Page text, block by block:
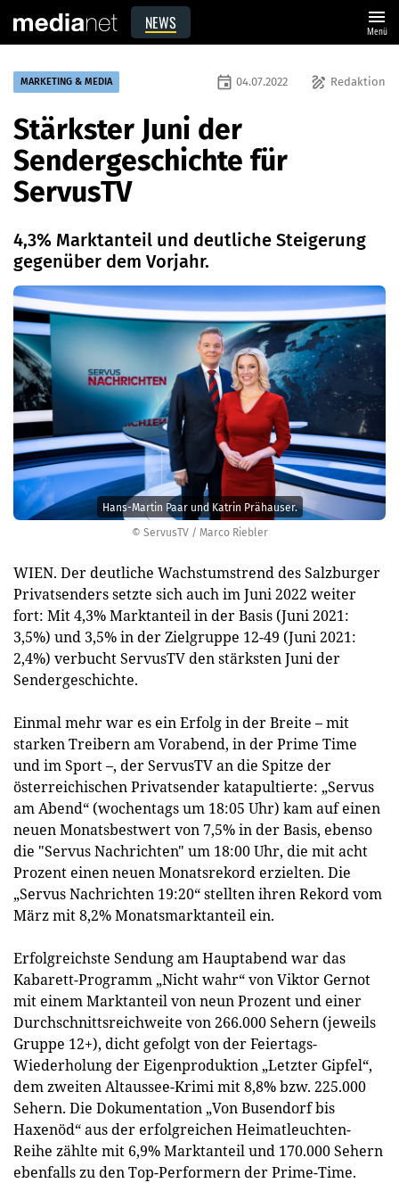
NEWS menu
Menü
© ServusTV / Marco Riebler
Hans-Martin Paar und Katrin Prähauser.
MARKETING & MEDIA draw Redaktion
event 04.07.2022
Stärkster Juni der
Sendergeschichte für
ServusTV
4,3% Marktanteil und deutliche Steigerung
gegenüber dem Vorjahr.
WIEN. Der deutliche Wachstumstrend des Salzburger
Privatsenders setzte sich auch im Juni 2022 weiter
fort: Mit 4,3% Marktanteil in der Basis (Juni 2021:
3,5%) und 3,5% in der Zielgruppe 12-49 (Juni 2021:
2,4%) verbucht ServusTV den stärksten Juni der
Sendergeschichte.
Einmal mehr war es ein Erfolg in der Breite – mit
starken Treibern am Vorabend, in der Prime Time
und im Sport –, der ServusTV an die Spitze der
österreichischen Privatsender katapultierte: „Servus
am Abend“ (wochentags um 18:05 Uhr) kam auf einen
neuen Monatsbestwert von 7,5% in der Basis, ebenso
die "Servus Nachrichten" um 18:00 Uhr, die mit acht
Prozent einen neuen Monatsrekord erzielten. Die
„Servus Nachrichten 19:20“ stellten ihren Rekord vom
März mit 8,2% Monatsmarktanteil ein.
Erfolgreichste Sendung am Hauptabend war das
Kabarett-Programm „Nicht wahr“ von Viktor Gernot
mit einem Marktanteil von neun Prozent und einer
Durchschnittsreichweite von 266.000 Sehern (jeweils
Gruppe 12+), dicht gefolgt von der Feiertags-
Wiederholung der Eigenproduktion „Letzter Gipfel“,
dem zweiten Altaussee-Krimi mit 8,8% bzw. 225.000
Sehern. Die Dokumentation „Von Busendorf bis
Haxenöd“ aus der erfolgreichen Heimatleuchten-
Reihe zählte mit 6,9% Marktanteil und 170.000 Sehern
ebenfalls zu den Top-Performern der Prime-Time.